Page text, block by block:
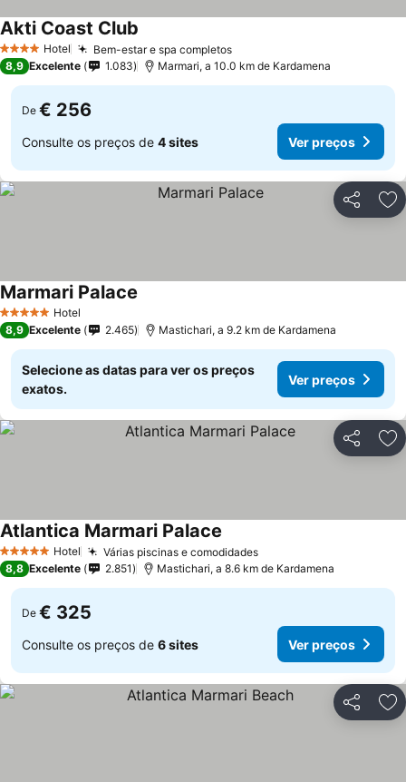
4 EstrelasHotel Bem-estar e spa completos
Akti Coast Club
8,9 Excelente 1.083 Marmari, a 10.0 km de Kardamena
De € 256
Consulte os preços de 4 sites Ver preços
Partilhar
5 Estrelas Hotel
Marmari Palace
8,9 Excelente 2.465 Mastichari, a 9.2 km de Kardamena
Selecione as datas para ver os preços
exatos.
Ver preços
Partilhar
5 Estrelas Hotel Várias piscinas e comodidades
Atlantica Marmari Palace
8,8 Excelente 2.851 Mastichari, a 8.6 km de Kardamena
De € 325
Consulte os preços de 6 sites Ver preços
Partilhar